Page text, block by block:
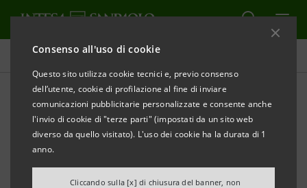
Consenso all'uso di cookie
Questo sito utilizza cookie tecnici e, previo consenso
dell’utente, cookie di profilazione al fine di inviare
comunicazioni pubblicitarie personalizzate e consente anche
l'invio di cookie di "terze parti" (impostati da un sito web
diverso da quello visitato). L'uso dei cookie ha la durata di 1
anno.
Cliccando sulla [x] di chiusura del banner, non
Tutte le news
Supporto a QuBì,
programma contro la
povertà infantile a Milano